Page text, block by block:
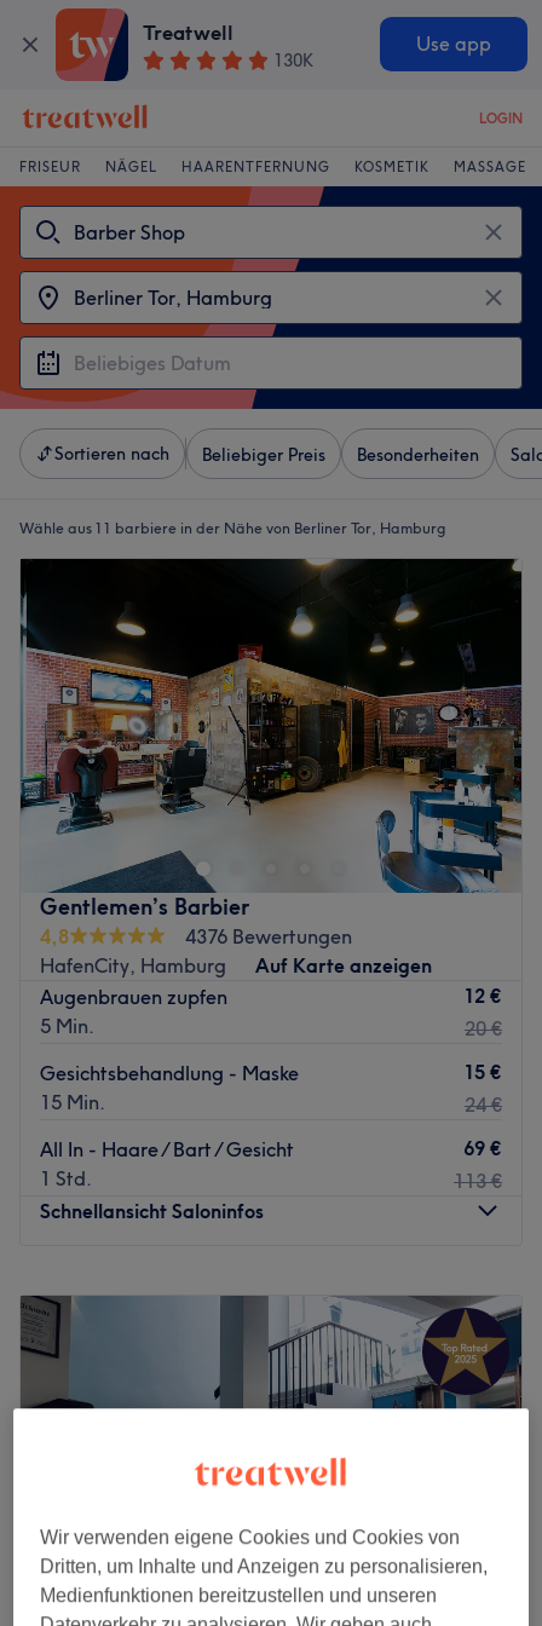
Treatwell
130K
Use app
LOGIN
FRISEUR NÄGEL HAARENTFERNUNG KOSMETIK MASSAGE
Sortieren nach Beliebiger Preis Besonderheiten
Wähle aus 11 barbiere in der Nähe von Berliner Tor, Hamburg
Gentlemen’s Barbier
4,8
4376 Bewertungen
HafenCity, Hamburg
Auf Karte anzeigen
Augenbrauen zupfen
5 Min.
12 €
20 €
Gesichtsbehandlung - Maske
15 Min.
15 €
24 €
All In - Haare / Bart / Gesicht
1 Std.
69 €
113 €
Schnellansicht Saloninfos
Dienstag
09:00 –20:00
Mittwoch
09:00 –20:00
Donnerstag
09:00 –20:00
Freitag
09:00–20:00
Wir verwenden eigene Cookies und Cookies von
Dritten, um Inhalte und Anzeigen zu personalisieren,
Medienfunktionen bereitzustellen und unseren